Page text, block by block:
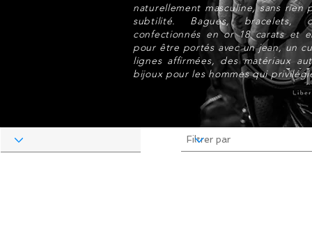
naturellement masculine, sans
subtilité. Bagues, bracelets,
confectionnés en or 18 carats et
pour être portés avec un jean, un
lignes affirmées, des matériaux
bijoux pour les hommes qui